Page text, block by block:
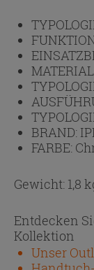
BRAND:
FARBE:
Gewicht: 1,8
Entdecken
Kollektion
Unser